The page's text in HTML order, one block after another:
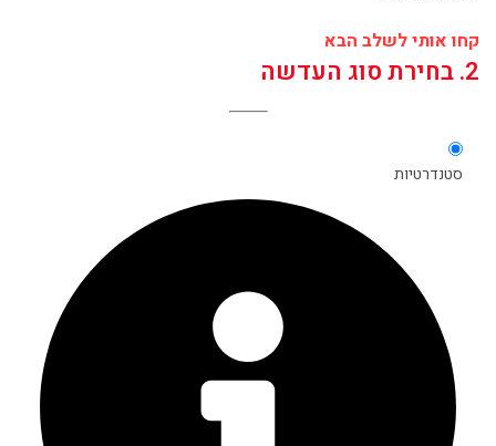
קחו אותי לשלב הבא
2. בחירת סוג העדשה
סטנדרטיות